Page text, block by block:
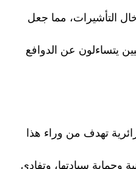
التأشيرات، مما جعل
يتساءلون عن الدوافع
تهدف من وراء هذا
وحماية سيادتها، وتفادي